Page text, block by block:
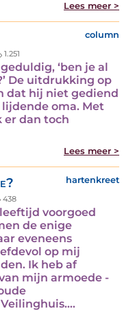
Lees meer >
column
1.251
‘ben je al
De uitdrukking op
dat hij niet gediend
oma. Met
er dan toch
Lees meer >
hartenkreet
438
voorgoed
de enige
eveneens
op mij
Ik heb af
mijn armoede -